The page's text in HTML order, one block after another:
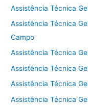
Assistência Técnica
Assistência Técnica
Campo
Assistência Técnica
Assistência Técnica
Assistência Técnica
Assistência Técnica